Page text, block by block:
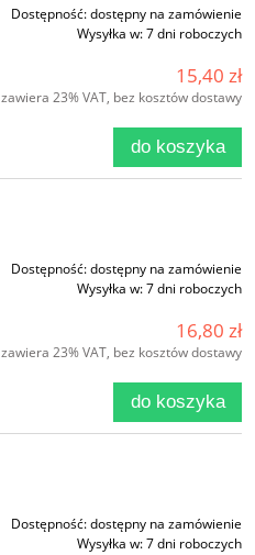
Dostępność:dostępny na zamówienie
Wysyłka w:7 dni roboczych
15,40 zł
zawiera 23% VAT, bez kosztów dostawy
do koszyka
Dostępność:dostępny na zamówienie
Wysyłka w:7 dni roboczych
16,80 zł
zawiera 23% VAT, bez kosztów dostawy
do koszyka
Dostępność:dostępny na zamówienie
Wysyłka w:7 dni roboczych